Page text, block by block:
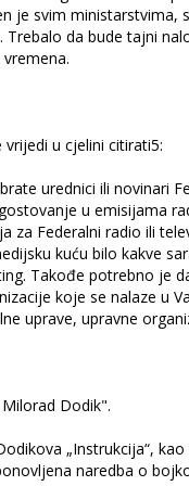
je svim ministarstvima,
da bude tajni
vrijedi u cjelini citirati5:
urednici ili novinari
u emisijama
za Federalni radio ili
kuću bilo kakve
Takođe potrebno je
koje se nalaze u
uprave, upravne
Dodik".
„Instrukcija“,
naredba o